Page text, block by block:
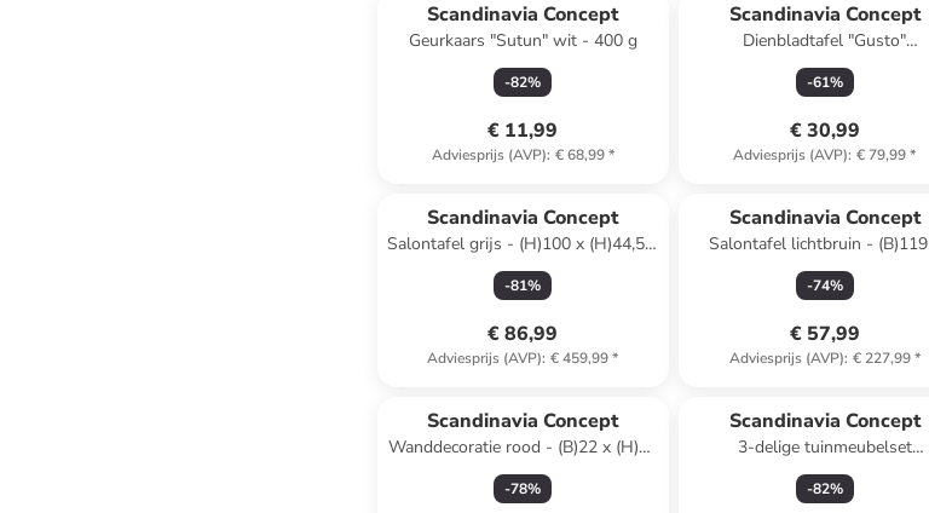
Scandinavia Concept
Geurkaars "Sutun" wit - 400 g
-82%
€ 11,99
Adviesprijs (AVP): € 68,99*
Scandinavia Concept
Dienbladtafel "Gusto"
lichtbruin/zwart - (B)60 x (H)35
(D)24,5 cm
-61%
€ 30,99
Adviesprijs (AVP): € 79,99*
Scandinavia Concept
Salontafel grijs - (H)100 x (H)44,5 x
(D)60 cm
-81%
€ 86,99
Adviesprijs (AVP): € 459,99*
Scandinavia Concept
Salontafel lichtbruin -
(H)40 x (D)60 cm
-74%
€ 57,99
Adviesprijs (AVP): € 227,99*
Scandinavia Concept
Wanddecoratie rood - (B)22 x (H)53
cm
-78%
Scandinavia Concept
3-delige tuinmeubelset
lichtbruin/beige
-82%